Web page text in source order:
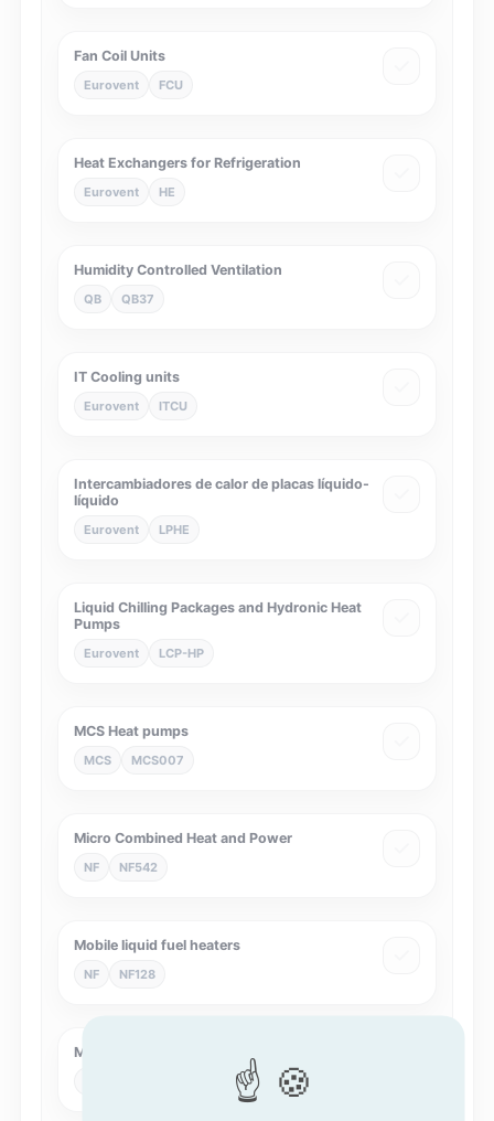
Fan Coil Units
Eurovent FCU
Heat Exchangers for Refrigeration
Eurovent HE
Humidity Controlled Ventilation
QB QB37
IT Cooling units
Eurovent ITCU
Intercambiadores de calor de placas líquido-
líquido
Eurovent LPHE
Liquid Chilling Packages and Hydronic Heat
Pumps
Eurovent LCP-HP
MCS Heat pumps
MCS MCS007
Micro Combined Heat and Power
NF NF542
Mobile liquid fuel heaters
NF NF128
Multi-energy